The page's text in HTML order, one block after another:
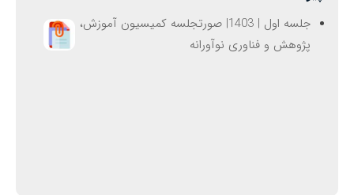
جلسه اول | 1403| صورتجلسه کمیسیون آموزش،
پژوهش و فناوری نوآورانه